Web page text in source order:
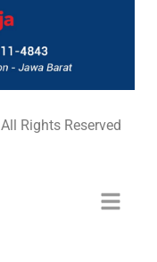
All Rights Reserved